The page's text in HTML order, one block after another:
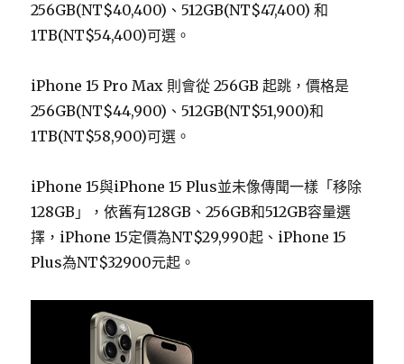
256GB(NT$40,400)、512GB(NT$47,400) 和
1TB(NT$54,400)可選。
iPhone 15 Pro Max 則會從 256GB 起跳，價格是
256GB(NT$44,900)、512GB(NT$51,900)和
1TB(NT$58,900)可選。
iPhone 15與iPhone 15 Plus並未像傳聞一樣「移除
128GB」，依舊有128GB、256GB和512GB容量選
擇，iPhone 15定價為NT$29,990起、iPhone 15
Plus為NT$32900元起。